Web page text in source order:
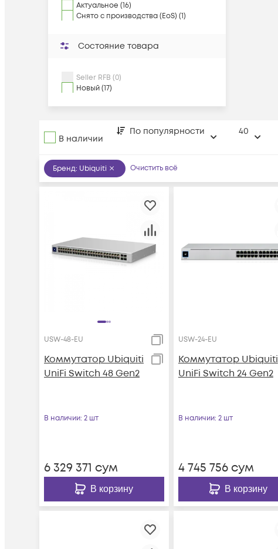
Актуальное (16)
Снято с производства (EoS) (1)
Состояние товара
Seller RFB (0)
Новый (17)
В наличии
По популярности 40
Бренд: Ubiquiti Очистить всё
USW-48-EU
Коммутатор Ubiquiti
UniFi Switch 48 Gen2
В наличии: 2 шт
6 329 371 сум
В корзину
USW-24-EU
Коммутатор Ubiquiti
UniFi Switch 24 Gen2
В наличии: 2 шт
4 745 756сум
В корзину